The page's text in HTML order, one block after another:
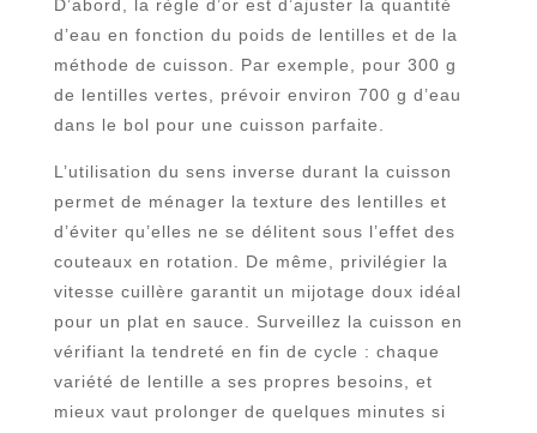
D’abord, la règle d’or est d’ajuster la quantité
d’eau en fonction du poids de lentilles et de la
méthode de cuisson. Par exemple, pour 300 g
de lentilles vertes, prévoir environ 700 g d’eau
dans le bol pour une cuisson parfaite.
L’utilisation du sens inverse durant la cuisson
permet de ménager la texture des lentilles et
d’éviter qu’elles ne se délitent sous l’effet des
couteaux en rotation. De même, privilégier la
vitesse cuillère garantit un mijotage doux idéal
pour un plat en sauce. Surveillez la cuisson en
vérifiant la tendreté en fin de cycle : chaque
variété de lentille a ses propres besoins, et
mieux vaut prolonger de quelques minutes si